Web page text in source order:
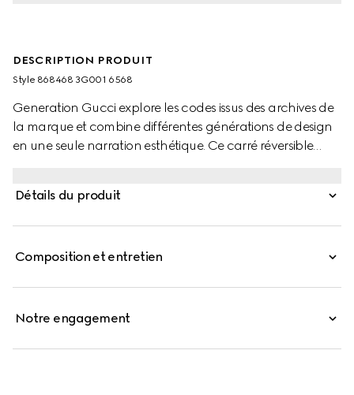
DESCRIPTION PRODUIT
Style ‎868468 3G001 6568
Generation Gucci explore les codes issus des archives de
la marque et combine différentes générations de design
en une seule narration esthétique. Ce carré réversible
Détails du produit
Composition et entretien
Notre engagement